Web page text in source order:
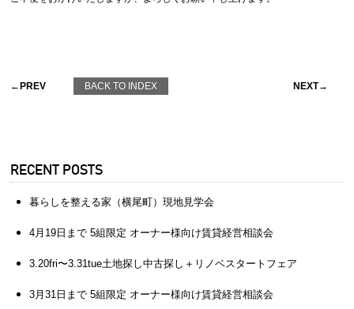
←PREV BACK TO INDEX NEXT→
RECENT POSTS
暮らしを整える家（横尾町）現地見学会
4月19日まで 5組限定 オーナー様向け賃貸経営相談会
3.20fri〜3.31tue土地探し中古探し＋リノベスタートフェア
3月31日まで 5組限定 オーナー様向け賃貸経営相談会